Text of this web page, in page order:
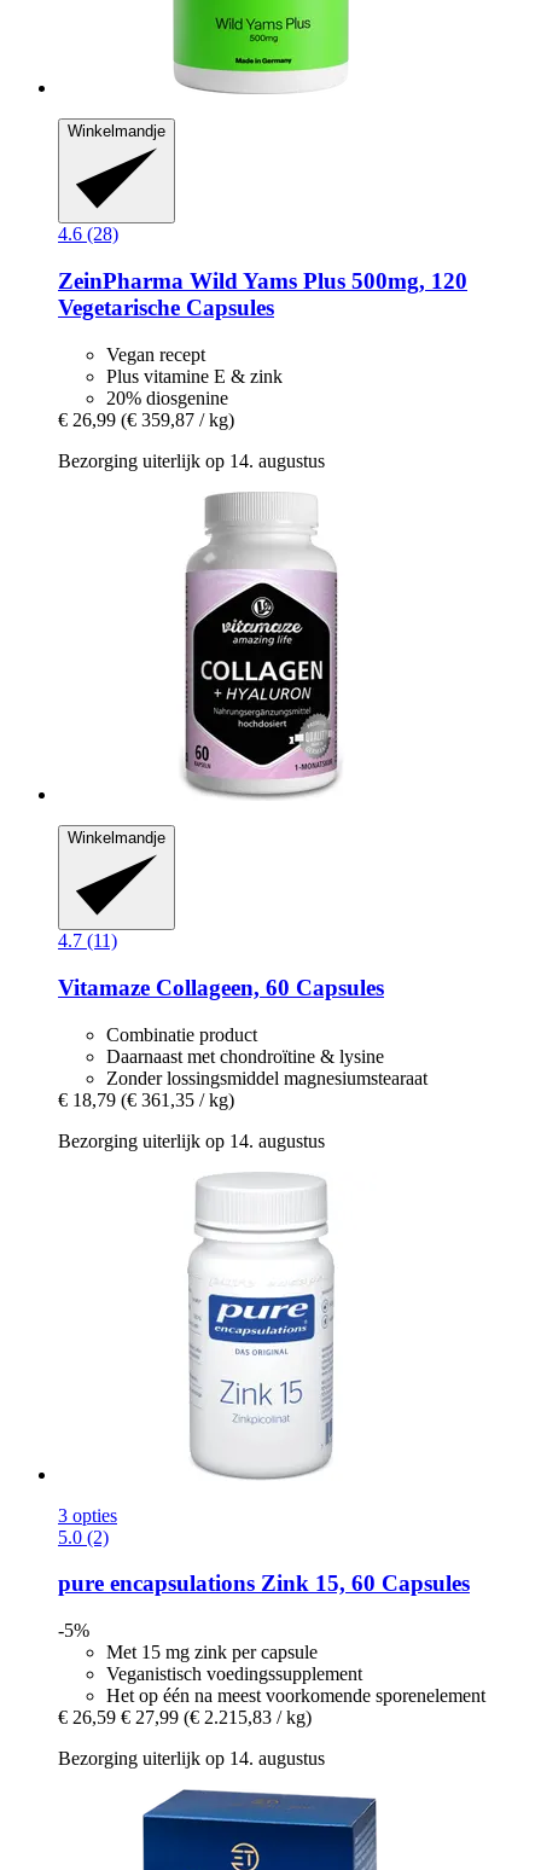
Winkelmandje
4.6 (28)
ZeinPharma Wild Yams Plus 500mg, 120
Vegetarische Capsules
Vegan recept
Plus vitamine E & zink
20% diosgenine
€ 26,99 (€ 359,87 / kg)
Bezorging uiterlijk op 14. augustus
Winkelmandje
4.7 (11)
Vitamaze Collageen, 60 Capsules
Combinatie product
Daarnaast met chondroïtine & lysine
Zonder lossingsmiddel magnesiumstearaat
€ 18,79 (€ 361,35 / kg)
Bezorging uiterlijk op 14. augustus
3 opties
5.0 (2)
pure encapsulations Zink 15, 60 Capsules
-5%
Met 15 mg zink per capsule
Veganistisch voedingssupplement
Het op één na meest voorkomende sporenelement
€ 26,59 € 27,99 (€ 2.215,83 / kg)
Bezorging uiterlijk op 14. augustus